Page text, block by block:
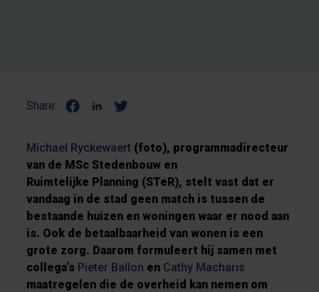
Share:
Michael Ryckewaert (foto), programmadirecteur
van de MSc Stedenbouw en
Ruimtelijke Planning (STeR), stelt vast dat er
vandaag in de stad geen match is tussen de
bestaande huizen en woningen waar er nood aan
is. Ook de betaalbaarheid van wonen is een
grote zorg. Daarom formuleert hij samen met
collega’s Pieter Ballon en Cathy Macharis
maatregelen die de overheid kan nemen om